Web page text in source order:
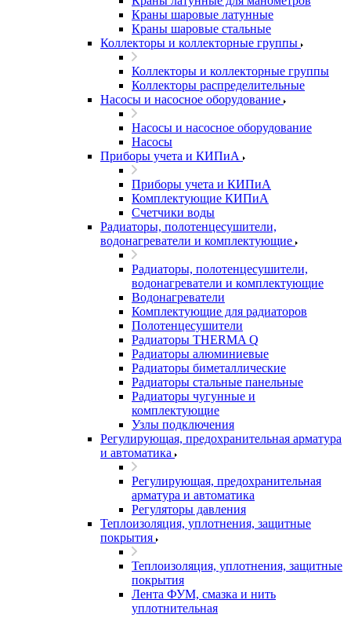
Краны шаровые латунные
Краны шаровые стальные
Коллекторы и коллекторные группы
Коллекторы и коллекторные группы
Коллекторы распределительные
Насосы и насосное оборудование
Насосы и насосное оборудование
Насосы
Приборы учета и КИПиА
Приборы учета и КИПиА
Комплектующие КИПиА
Счетчики воды
Радиаторы, полотенцесушители,
водонагреватели и комплектующие
Радиаторы, полотенцесушители,
водонагреватели и комплектующие
Водонагреватели
Комплектующие для радиаторов
Полотенцесушители
Радиаторы THERMA Q
Радиаторы алюминиевые
Радиаторы биметаллические
Радиаторы стальные панельные
Радиаторы чугунные и
комплектующие
Узлы подключения
Регулирующая, предохранительная арматура
и автоматика
Регулирующая, предохранительная
арматура и автоматика
Регуляторы давления
Теплоизоляция, уплотнения, защитные
покрытия
Теплоизоляция, уплотнения, защитные
покрытия
Лента ФУМ, смазка и нить
уплотнительная